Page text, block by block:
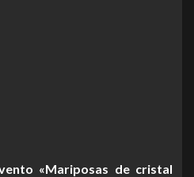
«Mariposas de cristal